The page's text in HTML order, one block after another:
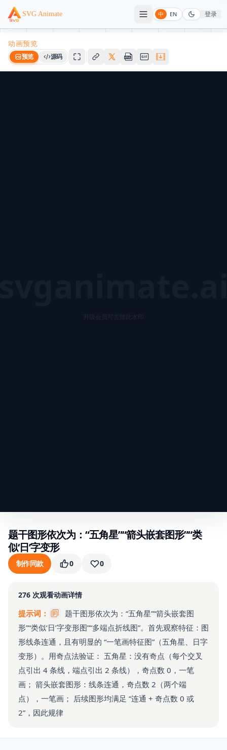
SVG Animate 中 EN 登录
动画预览
预览 源码
升级会员可去除此水印
题干图形依次为：“五角星”“箭头嵌套图形”“类
似‘日’字变形
制作同款 0 0
276 次观看动画详情
提示词：
题干图形依次为：“五角星”“箭头嵌套图
形”“类似‘日’字变形图”“多端点折线图”。首先观察特征：图
形线条连通，且有明显的 “一笔画特征图”（五角星、日字
变形）。用奇点法验证： 五角星：没有奇点（每个交叉
点引出 4 条线，端点引出 2 条线），奇点数 0，一笔
画； 箭头嵌套图形：线条连通，奇点数 2（两个端
点），一笔画； 后续图形均满足 “连通 + 奇点数 0 或
2”，因此规律